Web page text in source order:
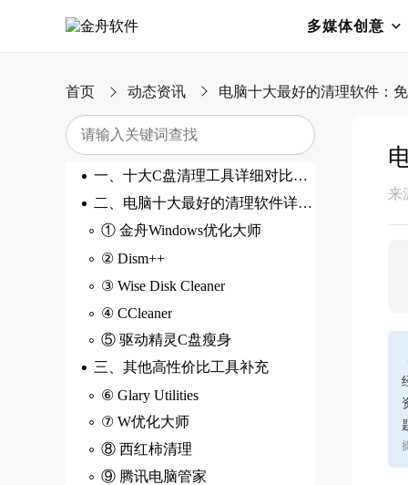
多媒体创意
首页 动态资讯 电脑十大最好的清理软件：
一、十大C盘清理工具详细对比表格
二、电脑十大最好的清理软件详解：核心功能与操作指南
① 金舟Windows优化大师
② Dism++
③ Wise Disk Cleaner
④ CCleaner
⑤ 驱动精灵C盘瘦身
三、其他高性价比工具补充
⑥ Glary Utilities
⑦ W优化大师
⑧ 西红柿清理
⑨ 腾讯电脑管家
来